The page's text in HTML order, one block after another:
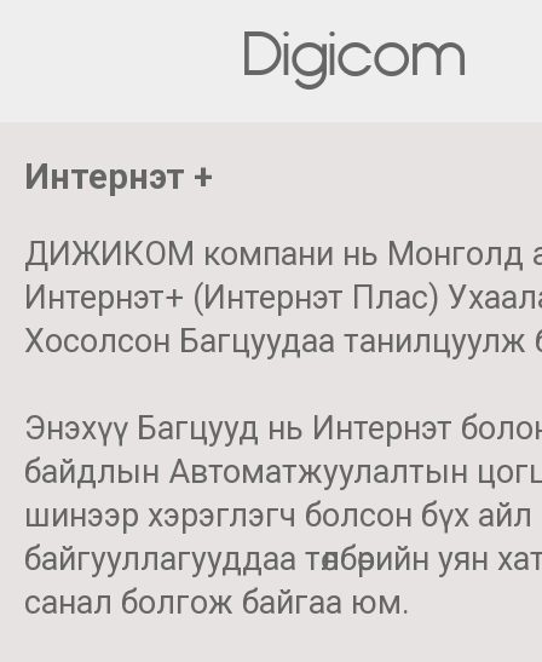
Интернэт +
ДИЖИКОМ компани нь Монголд
Интернэт+ (Интернэт Плас) Ухаалаг
Хосолсон Багцуудаа танилцуулж
Энэхүү Багцууд нь Интернэт
байдлын Автоматжуулалтын цогц
шинээр хэрэглэгч болсон бүх айл
байгууллагууддаа төлбөрийн уян
санал болгож байгаа юм.
Digicom